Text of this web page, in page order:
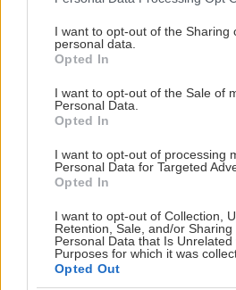
not limited to your visit or usage
grant or deny consent to Google
use your data for below specified
consent section.
I want to opt-out of the Sharing
personal data.
Opted In
I want to opt-out of the Sale of
Personal Data.
Opted In
I want to opt-out of processing
Personal Data for Targeted
Opted In
I want to opt-out of Collection,
Retention, Sale, and/or Sharing
Personal Data that Is Unrelated
Purposes for which it was
Opted Out
horúčavách pasca:
a ako to vyriešiť za pár
Trvalky, ktoré znesú
deň
s odlisťovaním funguje
chyby
Ako odstrániť peň zo
pomocou 2 prísad, ktoré